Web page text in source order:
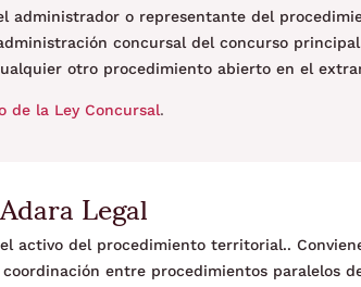
administrador o representante del
concursal del concurso
otro procedimiento abierto en el
de la Ley Concursal.
Legal
activo del procedimiento territorial..
entre procedimientos paralelos